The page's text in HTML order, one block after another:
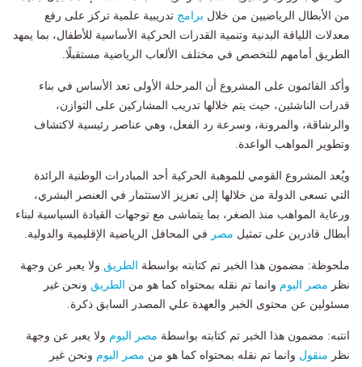
من الأبطال الرياضيين من خلال برامج تدريبية علمية تركز على رفع
معدلات اللياقة البدنية وتنمية القدرات الحركية الأساسية للأطفال، بما يمهد
الطريق أمامهم للتخصص في مختلف الألعاب الرياضية مستقبلًا.
وأكد القائمون على المشروع أن المرحلة الأولى تعد الأساس في بناء
قدرات الناشئين، حيث يتم خلالها تدريب المشاركين على التوازن،
والرشاقة، والمرونة، وسرعة رد الفعل، وهي عناصر رئيسية لاكتشاف
وتطوير المواهب الواعدة.
ويُعد المشروع القومي للموهبة الحركية أحد المبادرات الوطنية الرائدة
التي تسعى الدولة من خلالها إلى تعزيز الاستثمار في العنصر البشري،
ورعاية المواهب منذ الصغر، بما يتماشى مع توجهات القيادة السياسية لبناء
أبطال قادرين على تمثيل مصر في المحافل الرياضية الإقليمية والدولية.
ملحوظة: مضمون هذا الخبر تم كتابته بواسطة الطريق ولا يعبر عن وجهة
نظر مصر اليوم وانما تم نقله بمحتواه كما هو من الطريق ونحن غير
مسئولين عن محتوى الخبر والعهدة علي المصدر السابق ذكرة.
انتبه: مضمون هذا الخبر تم كتابته بواسطة مصر اليوم ولا يعبر عن وجهة
نظر منقول وانما تم نقله بمحتواه كما هو من مصر اليوم ونحن غير